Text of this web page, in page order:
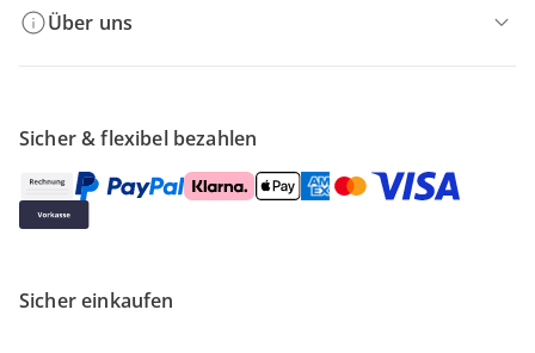
Über uns
Sicher & flexibel bezahlen
Sicher einkaufen